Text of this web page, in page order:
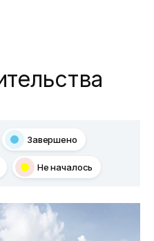
Завершено
Hе началось